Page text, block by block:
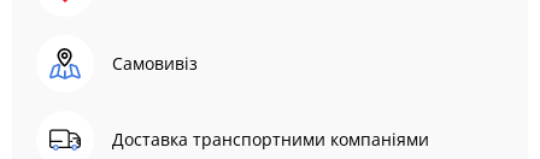
Самовивіз
Доставка транспортними компаніями